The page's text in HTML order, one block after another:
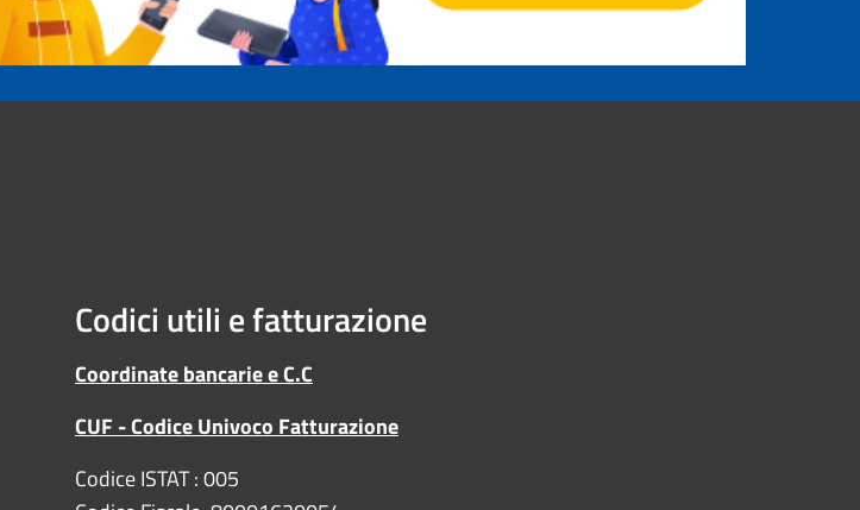
Codici utili e fatturazione
Coordinate bancarie e C.C
CUF - Codice Univoco Fatturazione
Codice ISTAT : 005